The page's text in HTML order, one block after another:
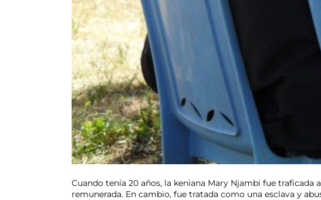
Cuando tenía 20 años, la keniana Mary Njambi fue
remunerada. En cambio, fue tratada como una esclava y